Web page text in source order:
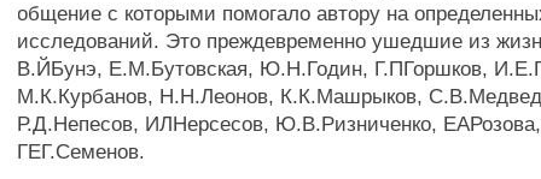
общение с которыми помогало автору на
исследований. Это преждевременно ушедшие из
В.ЙБунэ, Е.М.Бутовская, Ю.Н.Годин, Г.ПГоршков,
М.К.Курбанов, Н.Н.Леонов, К.К.Машрыков,
Р.Д.Непесов, ИЛНерсесов, Ю.В.Ризниченко,
ГЕГ.Семенов.